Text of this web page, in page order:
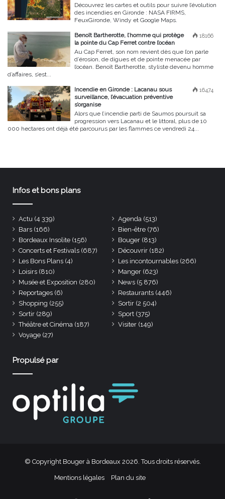
Découvrez les cartes et outils pour suivre l’évolution
des incendies en Gironde : NASA FIRMS,
FeuxGironde, Windy et Google Maps.
18166
Benoît Bartherotte, l’homme qui protège
la pointe du Cap Ferret contre l’océan
Au Cap Ferret, son nom revient dès que l’on parle
d’érosion, de digues et de pointe menacée par
l’océan. Benoît Bartherotte, styliste devenu homme
d’affaires, s’est...
16474
Incendie en Gironde : Lacanau sous
surveillance, l’évacuation préventive
s’organise
Alors que l’incendie parti de Saumos poursuit sa
progression vers Lacanau et le littoral, plus de 10
000 hectares ont déjà été parcourus par les flammes ce vendredi 24...
Infos et bons plans
Actu (4 339) Agenda (513)
Bars (166) Bien-être (76)
Bordeaux Insolite (156) Bouger (813)
Concerts et Festivals (687) Découvrir (182)
Les Bons Plans (4) Les incontournables (266)
Loisirs (810) Manger (623)
Musée et Exposition (280) News (5 876)
Reportages (6) Restaurants (446)
Shopping (255) Sortir (2 504)
Sortir (289) Sport (375)
Théâtre et Cinéma (187) Visiter (149)
Voyage (27)
Propulsé par
© Copyright Bouger à Bordeaux 2026. Tous droits réservés.
Mentions légales Plan du site